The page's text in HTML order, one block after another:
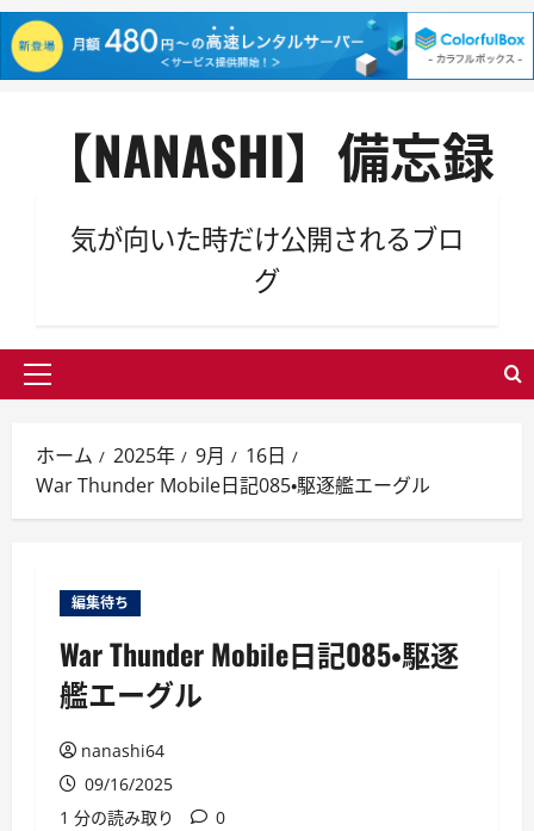
【NANASHI】備忘録
気が向いた時だけ公開されるブロ
グ
メ
ン
メ
ニ
ホーム 2025年 9月
16日
War Thunder Mobile日記085・駆逐艦エーグル
編集待ち
War Thunder Mobile日記085・駆逐
艦エーグル
nanashi64
09/16/2025
1 分の読み取り
0